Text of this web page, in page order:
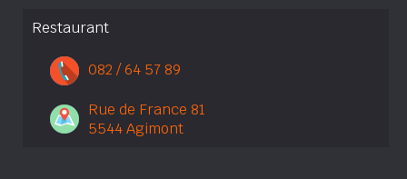
Restaurant
082 / 64 57 89
Rue de France 81
5544 Agimont